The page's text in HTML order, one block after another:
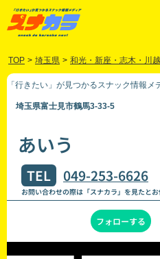
TOP > 埼玉県 > 和光・新座・志木・川越
「行きたい」が見つかるスナック情報メ
埼玉県富士見市鶴馬3-33-5
あいう
TEL 049-253-6626
お問い合わせの際は「スナカラ」を見たと
フォローする